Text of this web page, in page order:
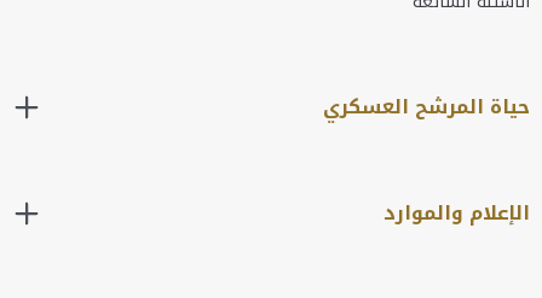
حياة المرشح العسكري
الإعلام والموارد